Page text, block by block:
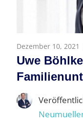
Dezember 10, 2021
Uwe